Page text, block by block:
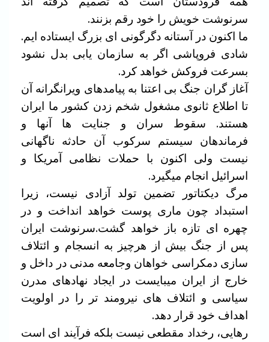
سرنوشت خویش را خود رقم بزنند.
ما اکنون در آستانه دگرگونی ای بزرگ ایستاده ایم.
شادی فروپاشی اگر به سازمان یابی بدل نشود
بسرعت فروکش خواهد کرد.
آغاز گران جنگ بی اعتنا به پیامدهای ویرانگرانه آن
تا اطلاع ثانوی مشغول شخم زدن کشور ما ایران
هستند. سقوط سران و جنایت ها آنها و
فرماندهان سیستم سرکوب آن حادثه ناگهانی
نیست ولی اکنون با حملات نظامی آمریکا و
اسرائیل انجام میگیرد.
مرگ دیکتاتور تضمین تولد آزادی نیست، زیرا
استبداد چون ماری پوست خواهد انداخت و در
چهره ای تازه باز خواهد گشت.سرنوشت ایران
پس از جنگ بیش از هرچیز به انسجام و ائتلاف
سازی دمکراسی خواهان وجامعه مدنی در داخل و
خارج از ایران میبایست در ایجاد نهادهای مدرن
سیاسی و ائتلاف های نیرومند تر را در اولویت
اهداف خود قرار دهد.
رهایی، رخداد مقطعی نیست بلکه فرآیند ای است